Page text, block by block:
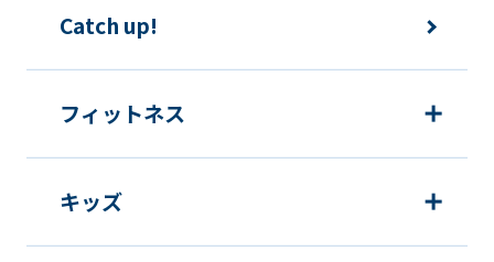
む）等、新商品・サービスの立案・開
発・実施のため
新商品・サービスやイベント情報を含
個人を特定できないよう加工したうえ
での統計的なデータの作成、活用、公
Catch up!
フィットネス
キッズ